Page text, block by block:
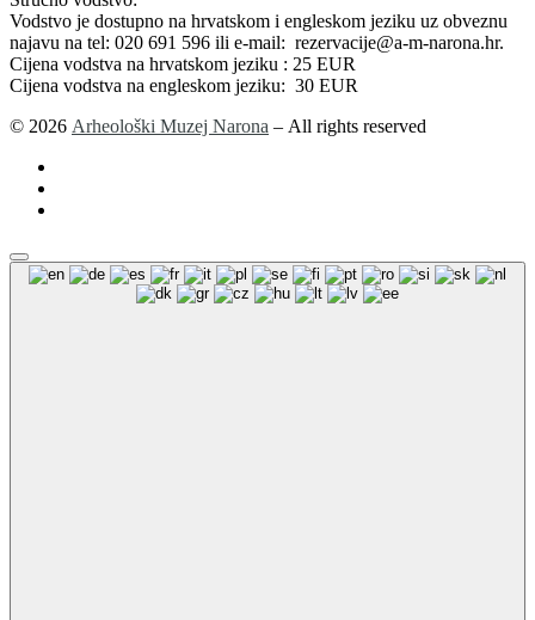
Vodstvo je dostupno na hrvatskom i engleskom jeziku uz obveznu
najavu na tel: 020 691 596 ili e-mail: rezervacije@a-m-narona.hr.
Cijena vodstva na hrvatskom jeziku : 25 EUR
Cijena vodstva na engleskom jeziku: 30 EUR
© 2026 Arheološki Muzej Narona – All rights reserved